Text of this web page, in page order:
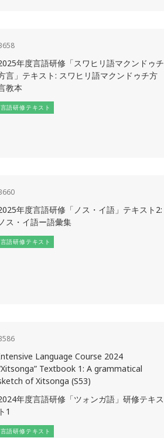
年度言語研修「スワヒリ語マクンドゥチ
言」テキスト: スワヒリ語マクンドゥチ方
教本
言語研修テキスト
年度言語研修「ノス・イ語」テキスト2:
ノス・イ語ー語彙集
言語研修テキスト
Language Course 2024
Textbook 1: A grammatical
of Xitsonga (S53)
年度言語研修「ツォンガ語」研修テキス
ト1
言語研修テキスト